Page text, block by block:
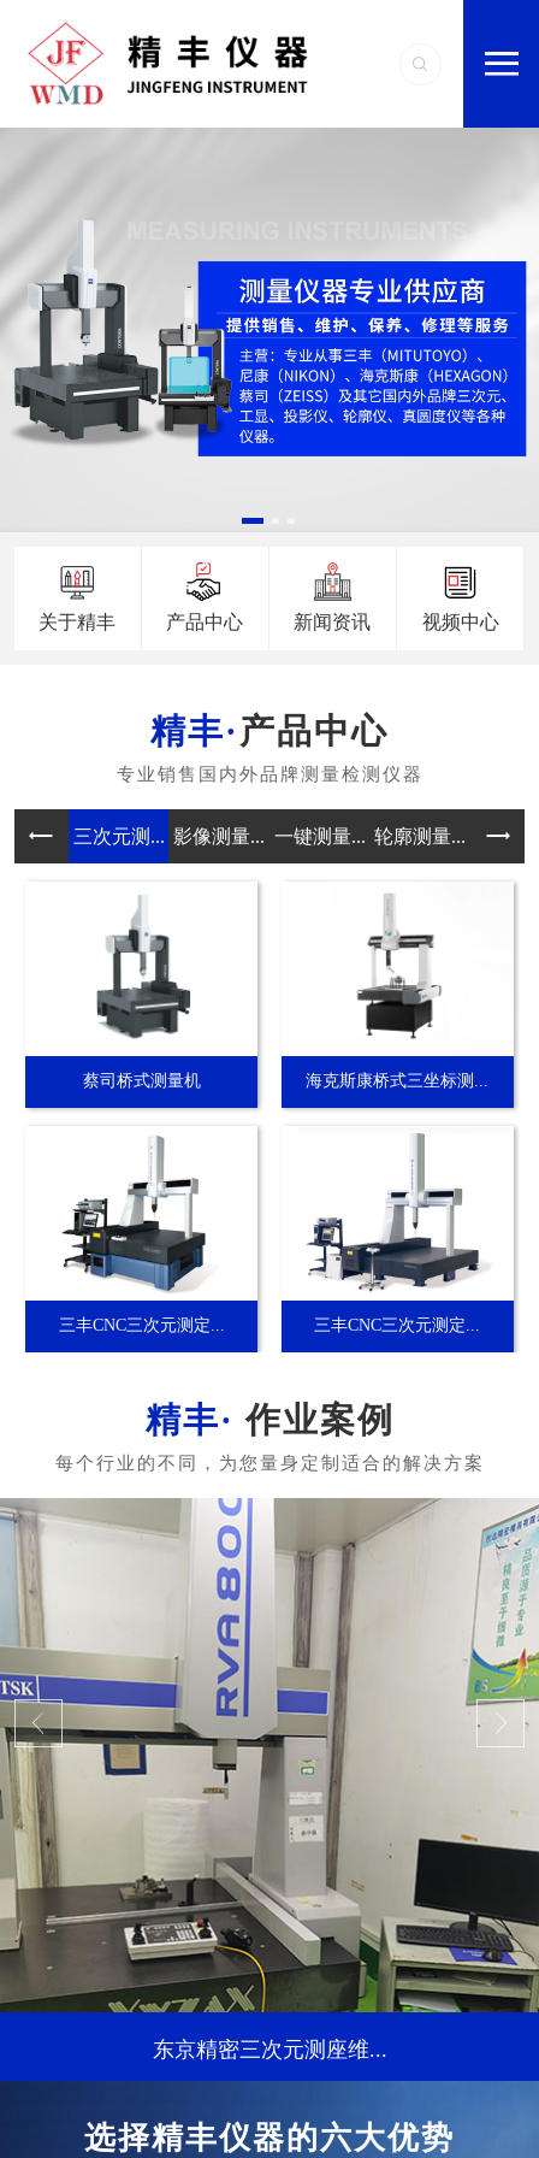
关于精丰 产品中心 新闻资讯 视频中心
产品中心
三次元测... 影像测量... 一键测量... 轮廓测量... 真圆
蔡司桥式测量机 海克斯康桥式三坐标测...
三丰CNC三次元测定... 三丰CNC三次元测定...
作业案例
东京精密三次元测座维...
...
选择精丰仪器的六大优势